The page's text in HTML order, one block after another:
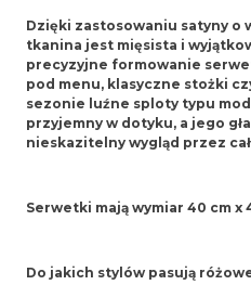
Dzięki zastosowaniu satyny o
tkanina jest mięsista i
precyzyjne formowanie
pod menu, klasyczne stożki
sezonie luźne sploty typu
przyjemny w dotyku, a jego
nieskazitelny wygląd przez
Serwetki mają wymiar 40 cm x
Do jakich stylów pasują